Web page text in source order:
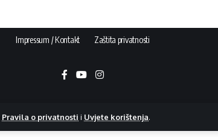
Pravila o privatnosti i Uvjete korištenja.
Impressum / Kontakt Zaštita privatnosti